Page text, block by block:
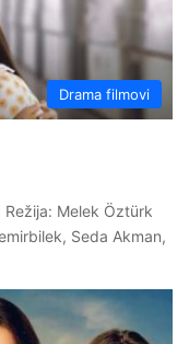
Drama filmovi
Režija: Melek Öztürk
Seda Akman,